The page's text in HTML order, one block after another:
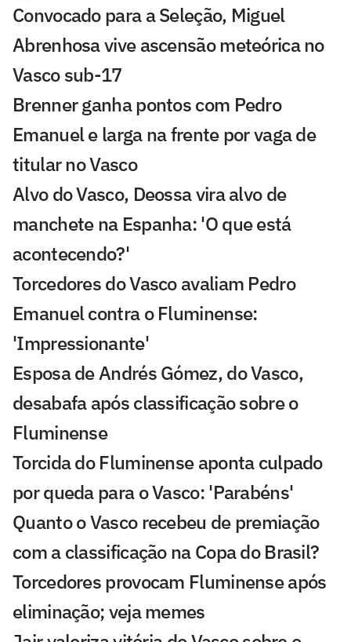
Convocado para a Seleção, Miguel
Abrenhosa vive ascensão meteórica no
Vasco sub-17
Brenner ganha pontos com Pedro
Emanuel e larga na frente por vaga de
titular no Vasco
Alvo do Vasco, Deossa vira alvo de
manchete na Espanha: 'O que está
acontecendo?'
Torcedores do Vasco avaliam Pedro
Emanuel contra o Fluminense:
'Impressionante'
Esposa de Andrés Gómez, do Vasco,
desabafa após classificação sobre o
Fluminense
Torcida do Fluminense aponta culpado
por queda para o Vasco: 'Parabéns'
Quanto o Vasco recebeu de premiação
com a classificação na Copa do Brasil?
Torcedores provocam Fluminense após
eliminação; veja memes